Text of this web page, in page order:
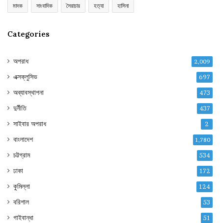
মাদক সাংবাদিক সৈরাচার হত্যা হাসিনা
Categories
অপরাধ 2,009
এক্সক্লুসিভ 697
অব্যাবস্থাপনা 473
দুর্নীতি 437
সাইবার অপরাধ 2
বাংলাদেশ 1,780
চট্টগ্রাম 534
ঢাকা 172
কুমিল্লা 124
বরিশাল 53
গাইবান্ধা 51